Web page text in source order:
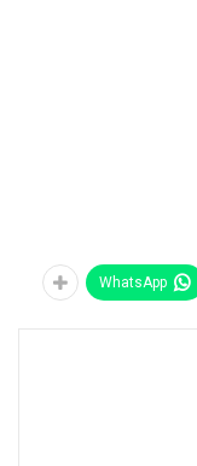
WhatsApp